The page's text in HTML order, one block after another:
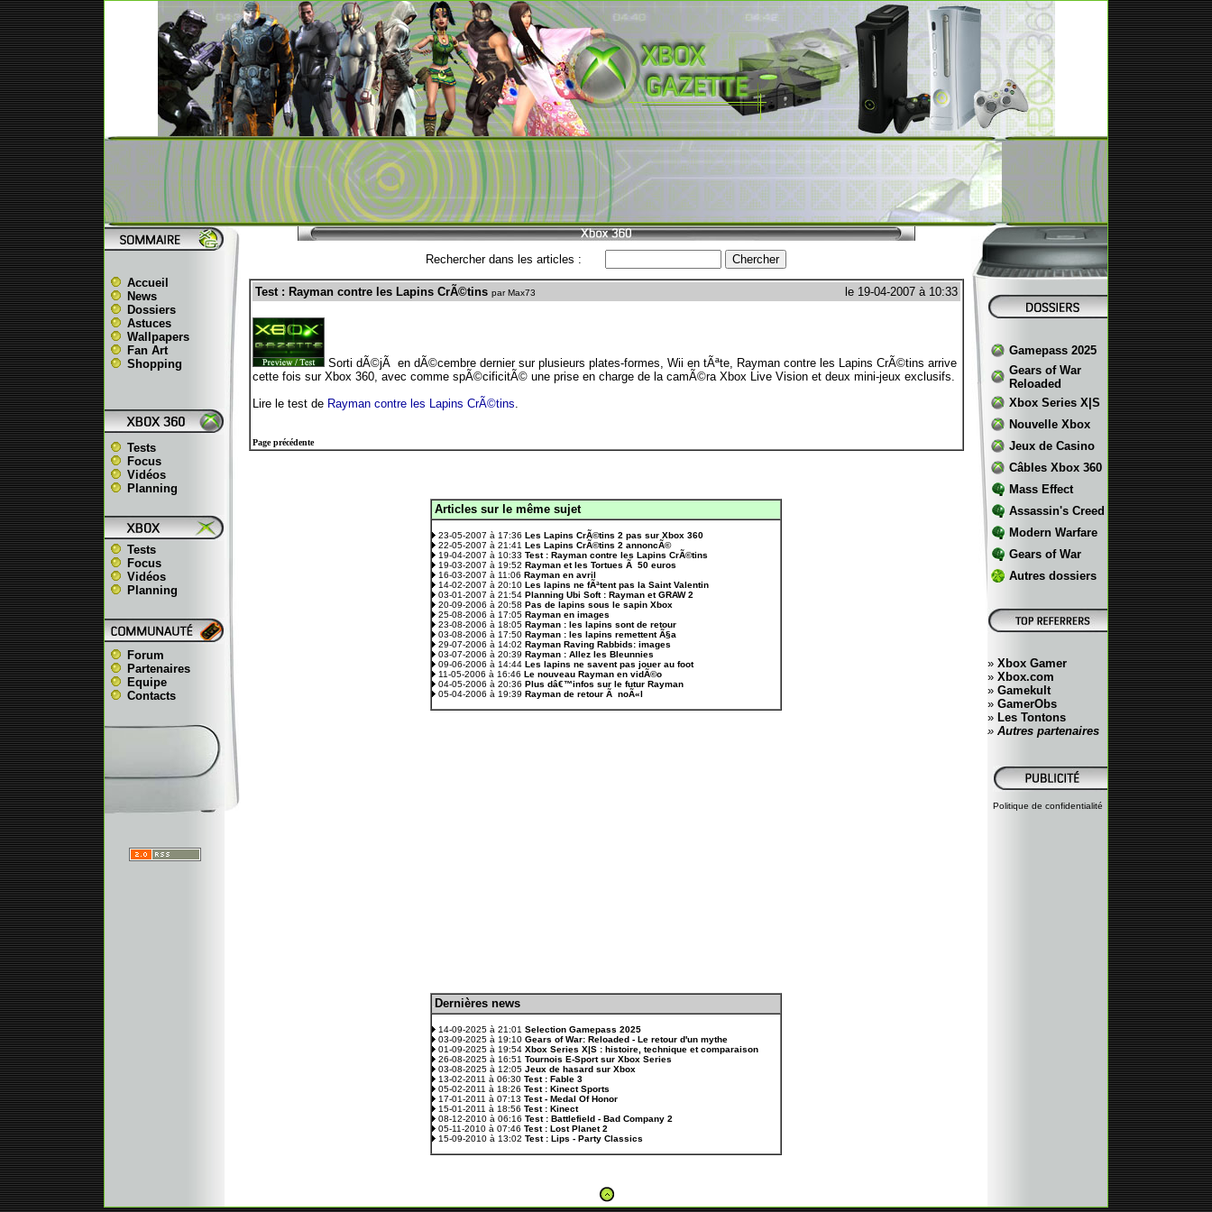
Accueil
News
Dossiers
Astuces
Wallpapers
Fan Art
Shopping
Tests
Focus
Vidéos
Planning
Tests
Focus
Vidéos
Planning
Forum
Partenaires
Equipe
Contacts
Rechercher dans les articles :
Test : Rayman contre les Lapins CrÃ©tins par Max73 le 19-04-2007 à 10:33
Sorti dÃ©jÃ en dÃ©cembre dernier sur plusieurs plates-formes, Wii en tÃªte, Rayman contre les Lapins CrÃ©tins arrive
cette fois sur Xbox 360, avec comme spÃ©cificitÃ© une prise en charge de la camÃ©ra Xbox Live Vision et deux mini-jeux exclusifs.
Lire le test de Rayman contre les Lapins CrÃ©tins.
Page précédente
Articles sur le même sujet
23-05-2007 à 17:36 Les Lapins CrÃ©tins 2 pas sur Xbox 360
22-05-2007 à 21:41 Les Lapins CrÃ©tins 2 annoncÃ©
19-04-2007 à 10:33 Test : Rayman contre les Lapins CrÃ©tins
19-03-2007 à 19:52 Rayman et les Tortues Ã 50 euros
16-03-2007 à 11:06 Rayman en avril
14-02-2007 à 20:10 Les lapins ne fÃªtent pas la Saint Valentin
03-01-2007 à 21:54 Planning Ubi Soft : Rayman et GRAW 2
20-09-2006 à 20:58 Pas de lapins sous le sapin Xbox
25-08-2006 à 17:05 Rayman en images
23-08-2006 à 18:05 Rayman : les lapins sont de retour
03-08-2006 à 17:50 Rayman : les lapins remettent Ã§a
29-07-2006 à 14:02 Rayman Raving Rabbids: images
03-07-2006 à 20:39 Rayman : Allez les Bleunnies
09-06-2006 à 14:44 Les lapins ne savent pas jouer au foot
11-05-2006 à 16:46 Le nouveau Rayman en vidÃ©o
04-05-2006 à 20:36 Plus dâ€™infos sur le futur Rayman
05-04-2006 à 19:39 Rayman de retour Ã noÃ«l
Dernières news
14-09-2025 à 21:01 Selection Gamepass 2025
03-09-2025 à 19:10 Gears of War: Reloaded - Le retour d'un mythe
01-09-2025 à 19:54 Xbox Series X|S : histoire, technique et comparaison
26-08-2025 à 16:51 Tournois E-Sport sur Xbox Series
03-08-2025 à 12:05 Jeux de hasard sur Xbox
13-02-2011 à 06:30 Test : Fable 3
05-02-2011 à 18:26 Test : Kinect Sports
17-01-2011 à 07:13 Test - Medal Of Honor
15-01-2011 à 18:56 Test : Kinect
08-12-2010 à 06:16 Test : Battlefield - Bad Company 2
05-11-2010 à 07:46 Test : Lost Planet 2
15-09-2010 à 13:02 Test : Lips - Party Classics
Gamepass 2025
Gears of War
Reloaded
Xbox Series X|S
Nouvelle Xbox
Jeux de Casino
Câbles Xbox 360
Mass Effect
Assassin's Creed
Modern Warfare
Gears of War
Autres dossiers
» Xbox Gamer
» Xbox.com
» Gamekult
» GamerObs
» Les Tontons
» Autres partenaires
Politique de confidentialité